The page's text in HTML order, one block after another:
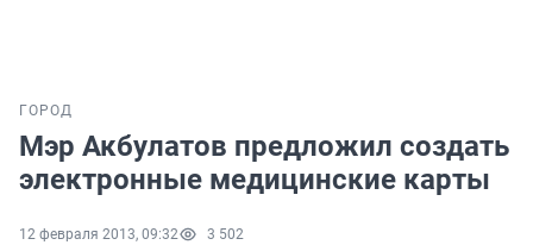
ГОРОД
Мэр Акбулатов предложил создать
электронные медицинские карты
12 февраля 2013, 09:32 3 502